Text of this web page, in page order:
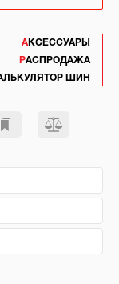
АКСЕССУАРЫ
РАСПРОДАЖА
ШИН